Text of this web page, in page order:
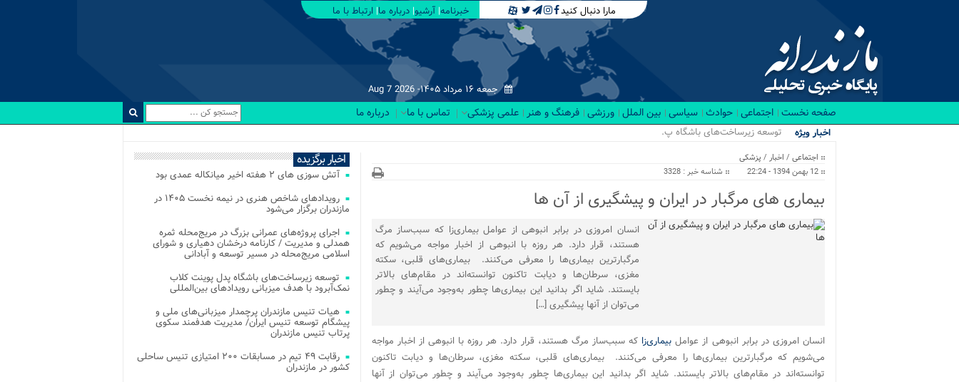
مارا دنبال کنید خبرنامه آرشیو درباره ما ارتباط با ما
جمعه ۱۶ مرداد ۱۴۰۵- Aug 7 2026
صفحه نخست اجتماعی حوادث سیاسی بین الملل ورزشی فرهنگ و هنر علمی پزشکی تماس با ما درباره ما
اخبار ویژه توسعه زیرساخت‌های باشگاه پدل پوینت کلاب ن_
اجتماعی / اخبار / پزشکی
12 بهمن 1394 - 22:24
شناسه خبر : 3328
بیماری های مرگبار در ایران و پیشگیری از آن ها
انسان امروزی در برابر انبوهی از عوامل بیماری‌زا که سبب‌ساز مرگ
هستند، قرار دارد. هر روزه با انبوهی از اخبار مواجه می‌شویم که
مرگبارترین بیماری‌ها را معرفی می‌کنند. بیماری‌های قلبی، سکته
مغزی، سرطان‌ها و دیابت تاکنون توانسته‌اند در مقام‌های بالاتر
بایستند. شاید اگر بدانید این بیماری‌ها چطور به‌وجود می‌آیند و چطور
می‌توان از آنها پیشگیری […]
انسان امروزی در برابر انبوهی از عوامل بیماری‌زا که سبب‌ساز مرگ هستند، قرار دارد. هر روزه با انبوهی از اخبار مواجه
می‌شویم که مرگبارترین بیماری‌ها را معرفی می‌کنند. بیماری‌های قلبی، سکته مغزی، سرطان‌ها و دیابت تاکنون
توانسته‌اند در مقام‌های بالاتر بایستند. شاید اگر بدانید این بیماری‌ها چطور به‌وجود می‌آیند و چطور می‌توان از آنها
اخبار برگزیده
آتش‌ سوزی‌ های ۲ هفته اخیر میانکاله عمدی بود
رویدادهای شاخص هنری در نیمه نخست ۱۴۰۵ در
مازندران برگزار می‌شود
اجرای پروژه‌های عمرانی بزرگ در مریج‌محله ثمره
همدلی و مدیریت / کارنامه درخشان دهیاری و شورای
اسلامی مریج‌محله در مسیر توسعه و آبادانی
توسعه زیرساخت‌های باشگاه پدل پوینت کلاب
نمک‌آبرود با هدف میزبانی رویدادهای بین‌المللی
هیات تنیس مازندران پرچمدار میزبانی‌های ملی و
پیشگام توسعه تنیس ایران/ مدیریت هدفمند سکوی
پرتاب تنیس مازندران
رقابت ۴۹ تیم در مسابقات ۲۰۰ امتیازی تنیس ساحلی
کشور در مازندران